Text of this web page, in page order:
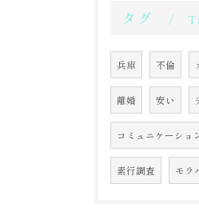
タグ
兵庫 不倫
離婚 安い
コミュニケーショ
素行調査 モラ